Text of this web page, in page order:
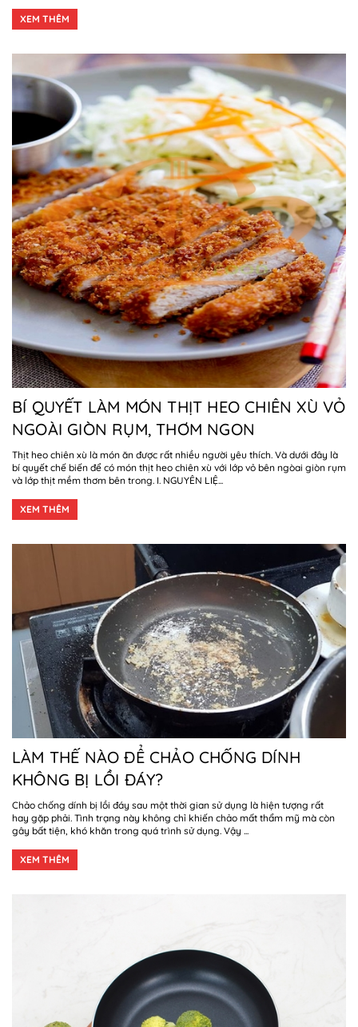
XEM THÊM
BÍ QUYẾT LÀM MÓN THỊT HEO CHIÊN XÙ VỎ
NGOÀI GIÒN RỤM, THƠM NGON
Thịt heo chiên xù là món ăn được rất nhiều người yêu thích. Và dưới đây là
bí quyết chế biến để có món thịt heo chiên xù với lớp vỏ bên ngòai giòn rụm
và lớp thịt mềm thơm bên trong. I. NGUYÊN LIỆ...
XEM THÊM
LÀM THẾ NÀO ĐỂ CHẢO CHỐNG DÍNH
KHÔNG BỊ LỒI ĐÁY?
Chảo chống dính bị lồi đáy sau một thời gian sử dụng là hiện tượng rất
hay gặp phải. Tình trạng này không chỉ khiến chảo mất thẩm mỹ mà còn
gây bất tiện, khó khăn trong quá trình sử dụng. Vậy ...
XEM THÊM